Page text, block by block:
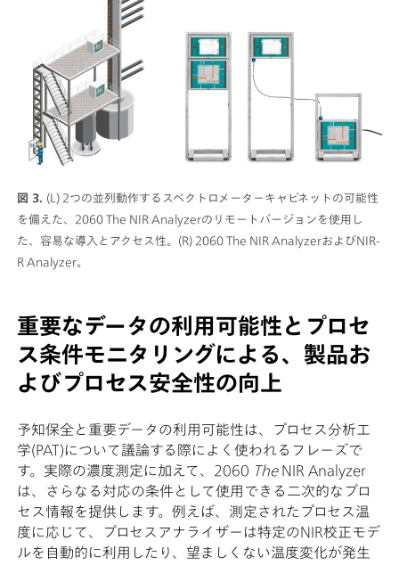
図 3. (L) 2つの並列動作するスペクトロメーターキャビネットの可能性
を備えた、2060 The NIR Analyzerのリモートバージョンを使用し
た、容易な導入とアクセス性。(R) 2060 The NIR AnalyzerおよびNIR-
R Analyzer。
重要なデータの利用可能性とプロセ
ス条件モニタリングによる、製品お
よびプロセス安全性の向上
予知保全と重要データの利用可能性は、プロセス分析工
学(PAT)について議論する際によく使われるフレーズで
す。実際の濃度測定に加えて、2060 TheNIR Analyzer
は、さらなる対応の条件として使用できる二次的なプロ
セス情報を提供します。例えば、測定されたプロセス温
度に応じて、プロセスアナライザーは特定のNIR校正モデ
ルを自動的に利用したり、望ましくない温度変化が発生